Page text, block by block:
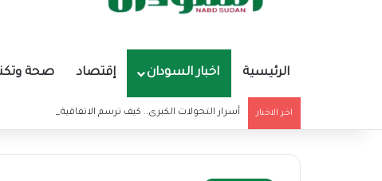
الرئيسية اخبار السودان إقتصاد صحة
اخر الاخبار أسرار التحولات الكبرى.. كيف ترسم الاتفاقية الأمريكية